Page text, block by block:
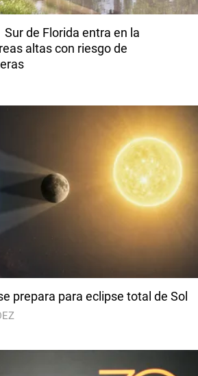
Sur de Florida entra en la
altas con riesgo de
prepara para eclipse total de Sol